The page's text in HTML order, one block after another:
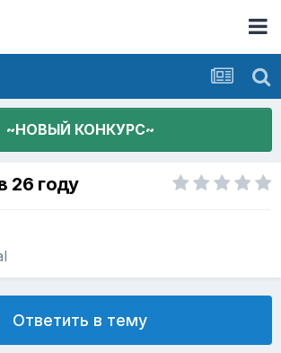
~НОВЫЙ КОНКУРС~
26 году
Ответить в тему